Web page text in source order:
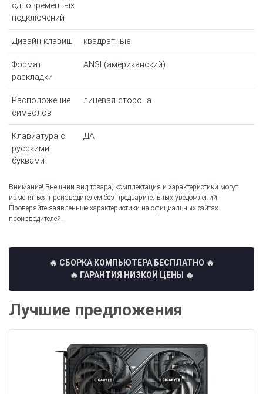
одновременных
подключений
Дизайн клавиш квадратные
Формат
раскладки
ANSI (американский)
Расположение
символов
лицевая сторона
Клавиатура с
русскими
буквами
ДА
Внимание! Внешний вид товара, комплектация и характеристики могут
изменяться производителем без предварительных уведомлений.
Проверяйте заявленные характеристики на официальных сайтах
производителей.
🔥 СБОРКА КОМПЬЮТЕРА БЕСПЛАТНО 🔥
🔥 ГАРАНТИЯ НИЗКОЙ ЦЕНЫ 🔥
Лучшие предложения